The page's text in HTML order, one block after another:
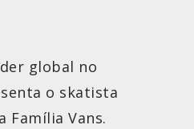
global no
o skatista
Família Vans.